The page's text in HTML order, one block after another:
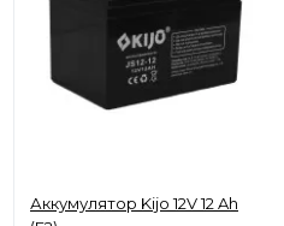
Аккумулятор Kijo 12V 12 Ah